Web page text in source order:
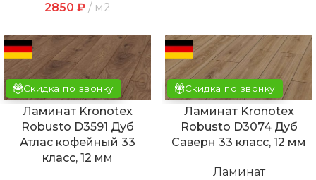
2850 ₽ м2
Скидка по звонку
Ламинат Kronotex
Robusto D3591 Дуб
Атлас кофейный 33
класс, 12 мм
Скидка по звонку
Ламинат Kronotex
Robusto D3074 Дуб
Саверн 33 класс, 12 мм
Ламинат